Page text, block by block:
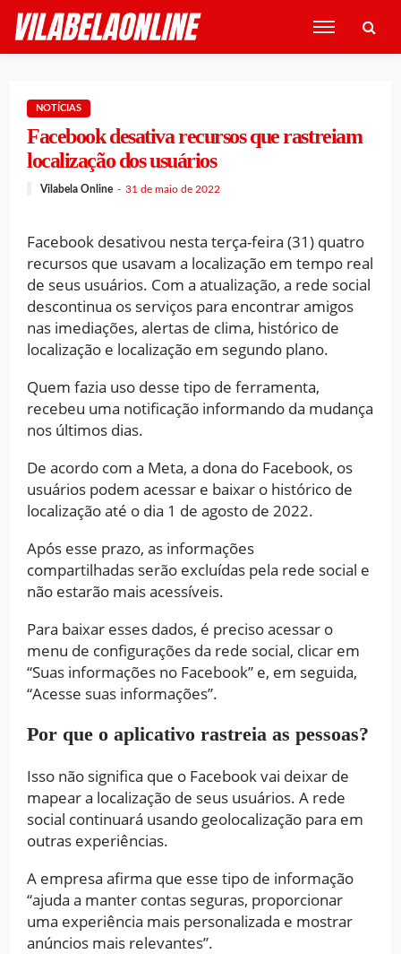
NOTÍCIAS
Facebook desativa recursos que rastreiam
localização dos usuários
Vilabela Online 31 de maio de 2022
Facebook desativou nesta terça-feira (31) quatro
recursos que usavam a localização em tempo real
de seus usuários. Com a atualização, a rede social
descontinua os serviços para encontrar amigos
nas imediações, alertas de clima, histórico de
localização e localização em segundo plano.
Quem fazia uso desse tipo de ferramenta,
recebeu uma notificação informando da mudança
nos últimos dias.
De acordo com a Meta, a dona do Facebook, os
usuários podem acessar e baixar o histórico de
localização até o dia 1 de agosto de 2022.
Após esse prazo, as informações
compartilhadas serão excluídas pela rede social e
não estarão mais acessíveis.
Para baixar esses dados, é preciso acessar o
menu de configurações da rede social, clicar em
“Suas informações no Facebook” e, em seguida,
“Acesse suas informações”.
Por que o aplicativo rastreia as pessoas?
Isso não significa que o Facebook vai deixar de
mapear a localização de seus usuários. A rede
social continuará usando geolocalização para em
outras experiências.
A empresa afirma que esse tipo de informação
“ajuda a manter contas seguras, proporcionar
uma experiência mais personalizada e mostrar
anúncios mais relevantes”.